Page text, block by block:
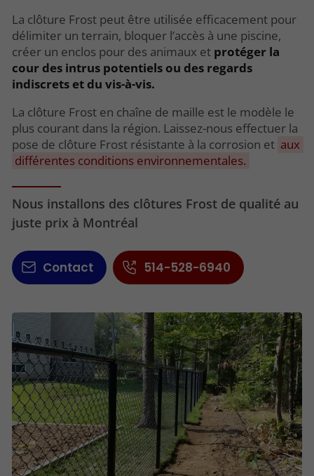
La clôture Frost peut être utilisée efficacement pour
délimiter un terrain, bloquer l’accès à une piscine,
créer un enclos pour des animaux et protéger la
cour des intrus potentiels ou des regards
indiscrets et du vis-à-vis.
La clôture Frost en chaîne de maille est le modèle le
plus courant dans la région. Laissez-nous effectuer la
pose de clôture Frost résistante à la corrosion et aux
différentes conditions environnementales.
Nous installons des clôtures Frost de qualité au
juste prix à Montréal
Contact 514-528-6940